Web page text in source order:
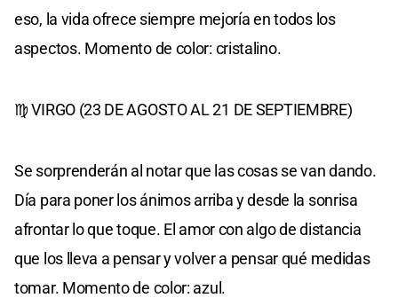
eso, la vida ofrece siempre mejoría en todos los
aspectos. Momento de color: cristalino.
♍ VIRGO (23 DE AGOSTO AL 21 DE SEPTIEMBRE)
Se sorprenderán al notar que las cosas se van dando.
Día para poner los ánimos arriba y desde la sonrisa
afrontar lo que toque. El amor con algo de distancia
que los lleva a pensar y volver a pensar qué medidas
tomar. Momento de color: azul.